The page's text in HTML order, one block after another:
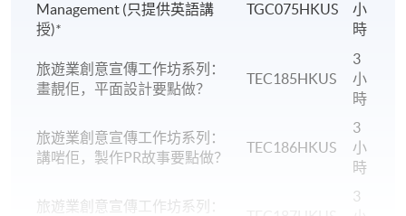
Management (只提供英語講
授)*
TGC075HKUS
小
時
旅遊業創意宣傳工作坊系列：
畫靚佢，平面設計要點做？
TEC185HKUS
3
小
時
旅遊業創意宣傳工作坊系列：
講啱佢，製作PR故事要點做？
TEC186HKUS
3
小
時
旅遊業創意宣傳工作坊系列：
3